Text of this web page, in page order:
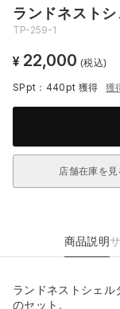
ランドネスト
TP-259-1
¥ 22,000 (税込)
SPpt：440pt 獲得 獲
店舗在庫を見
商品説明
ランドネストシェル
のセット。